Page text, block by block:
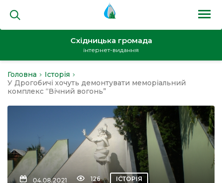
Східницька громада
інтернет-видання
Головна
Історія
У Дрогобичі хочуть демонтувати меморіальний
комплекс “Вічний вогонь”
04.08.2021 126 ІСТОРІЯ